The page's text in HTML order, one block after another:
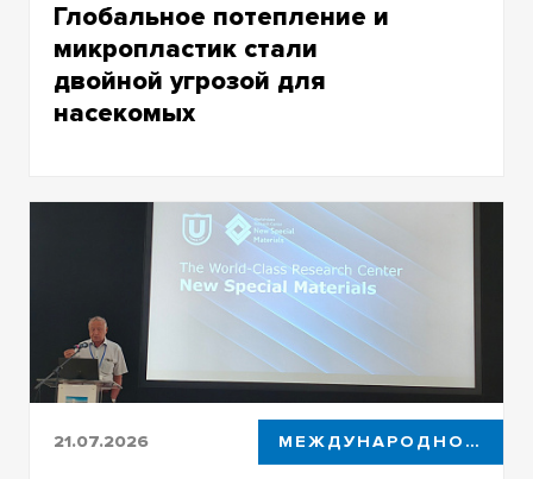
Глобальное потепление и
микропластик стали
двойной угрозой для
насекомых
компьютерное моделирование мест
обитания бумажных ос
21.07.2026 МЕЖДУНАРОДНОЕ СОТРУДНИЧЕСТВО